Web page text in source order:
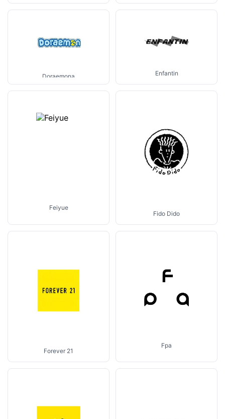
Doraemona Enfantin
Feiyue
Fido Dido
Forever 21
Fpa